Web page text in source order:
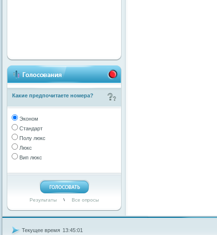
Какие предпочитаете номера?
Эконом
Стандарт
Полу люкс
Люкс
Вип люкс
Результаты Все опросы
Текущее время 13:45:02